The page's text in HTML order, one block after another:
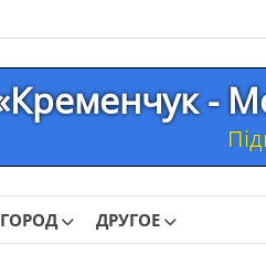
-
ГОРОД ДРУГОЕ